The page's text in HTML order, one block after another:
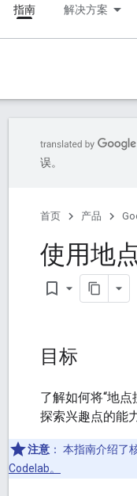
指南 解决方案
误。
首页 产品
使用地
bookmark_border
目标
了解如何将“地
探索兴趣点的能
注意 ： 本指南介绍了
Codelab。